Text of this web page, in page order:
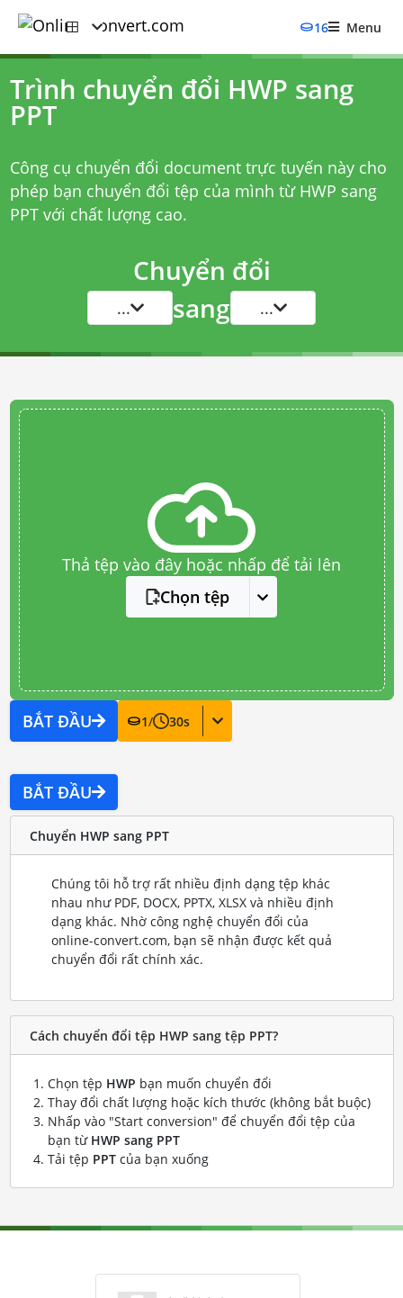
16 Menu
Trình chuyển đổi HWP sang
PPT
Công cụ chuyển đổi document trực tuyến này cho
phép bạn chuyển đổi tệp của mình từ HWP sang
PPT với chất lượng cao.
Chuyển đổi
... sang ...
Thả tệp vào đây hoặc nhấp để tải lên
Chọn tệp
BẮT ĐẦU 1/ 30s
BẮT ĐẦU
Chuyển HWP sang PPT
Chúng tôi hỗ trợ rất nhiều định dạng tệp khác
nhau như PDF, DOCX, PPTX, XLSX và nhiều định
dạng khác. Nhờ công nghệ chuyển đổi của
online-convert.com, bạn sẽ nhận được kết quả
chuyển đổi rất chính xác.
Cách chuyển đổi tệp HWP sang tệp PPT?
Chọn tệp HWP bạn muốn chuyển đổi
Thay đổi chất lượng hoặc kích thước (không bắt buộc)
Nhấp vào "Start conversion" để chuyển đổi tệp của
bạn từ HWP sang PPT
Tải tệp PPTcủa bạn xuống